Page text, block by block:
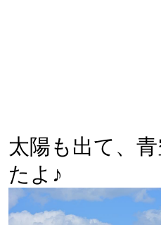
太陽も出て、
たよ♪